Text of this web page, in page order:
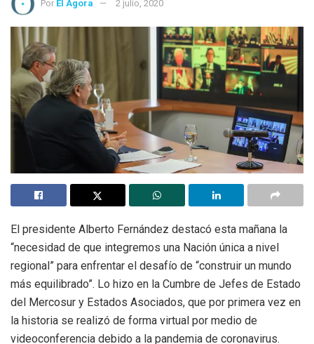
Por El Ágora 2 julio, 2020
El presidente Alberto Fernández destacó esta mañana la
“necesidad de que integremos una Nación única a nivel
regional” para enfrentar el desafío de “construir un mundo
más equilibrado”. Lo hizo en la Cumbre de Jefes de Estado
del Mercosur y Estados Asociados, que por primera vez en
la historia se realizó de forma virtual por medio de
videoconferencia debido a la pandemia de coronavirus.